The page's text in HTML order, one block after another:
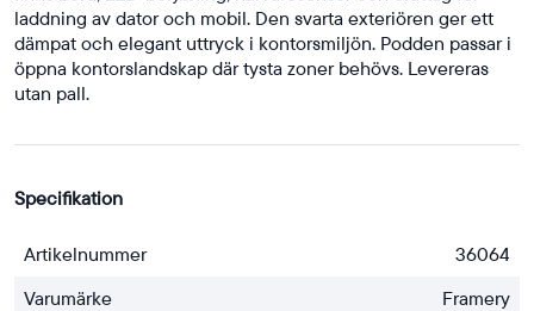
laddning av dator och mobil. Den svarta exteriören ger ett
dämpat och elegant uttryck i kontorsmiljön. Podden passar i
öppna kontorslandskap där tysta zoner behövs. Levereras
utan pall.
Specifikation
Artikelnummer
36064
Varumärke
Framery